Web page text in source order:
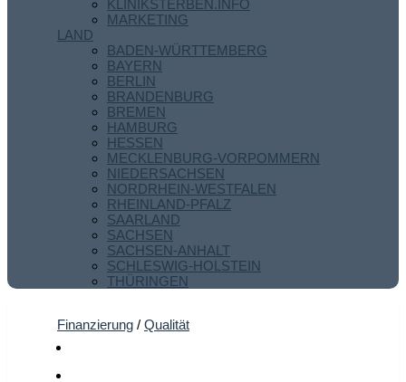
KLINIKSTERBEN.INFO
MARKETING
LAND
BADEN-WÜRTTEMBERG
BAYERN
BERLIN
BRANDENBURG
BREMEN
HAMBURG
HESSEN
MECKLENBURG-VORPOMMERN
NIEDERSACHSEN
NORDRHEIN-WESTFALEN
RHEINLAND-PFALZ
SAARLAND
SACHSEN
SACHSEN-ANHALT
SCHLESWIG-HOLSTEIN
THÜRINGEN
Finanzierung / Qualität